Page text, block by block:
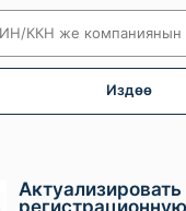
Издөө
Актуализировать
регистрационную